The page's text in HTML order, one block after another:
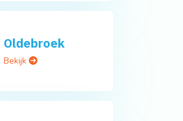
Oldebroek
Bekijk